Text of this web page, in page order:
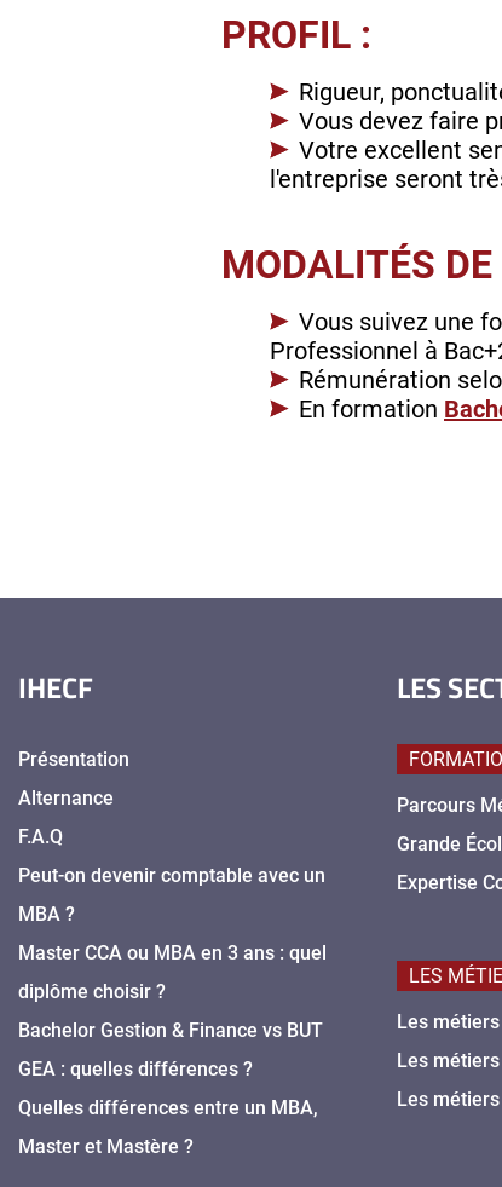
PROFIL :
Rigueur,
Vous devez faire
Votre excellent
l'entreprise seront
MODALITÉS DE
Vous suivez une
Professionnel à
Rémunération
En formation
IHECF
Présentation
Alternance
F.A.Q
Peut-on devenir comptable avec un
MBA ?
Master CCA ou MBA en 3 ans : quel
diplôme choisir ?
Bachelor Gestion & Finance vs BUT
GEA : quelles différences ?
Quelles différences entre un MBA,
Master et Mastère ?
LES
Parcours
Grande
Expertise
LES
Les
Les
Les